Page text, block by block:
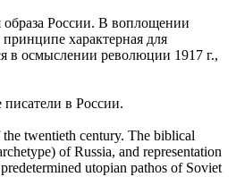
образа России. В воплощении
характерная для
в осмыслении революции 1917 г.,
писатели в России.
twentieth century. The biblical
of Russia, and representation
utopian pathos of Soviet